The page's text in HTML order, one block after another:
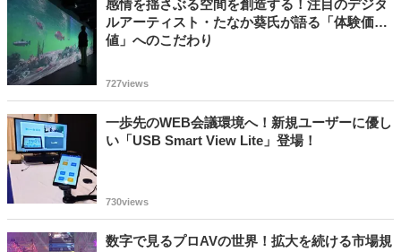
感情を揺さぶる空間を創造する！注目のデジタ
ルアーティスト・たなか葵氏が語る「体験価
値」へのこだわり
727views
一歩先のWEB会議環境へ！新規ユーザーに優し
い「USB Smart View Lite」登場！
730views
数字で見るプロAVの世界！拡大を続ける市場規